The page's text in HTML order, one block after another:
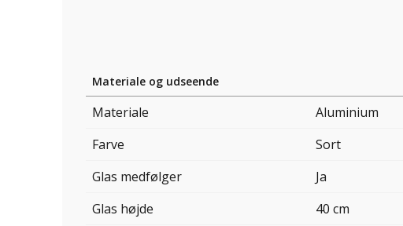
Materiale og udseende
Materiale
Aluminium
Farve
Sort
Glas medfølger
Ja
Glas højde
40 cm